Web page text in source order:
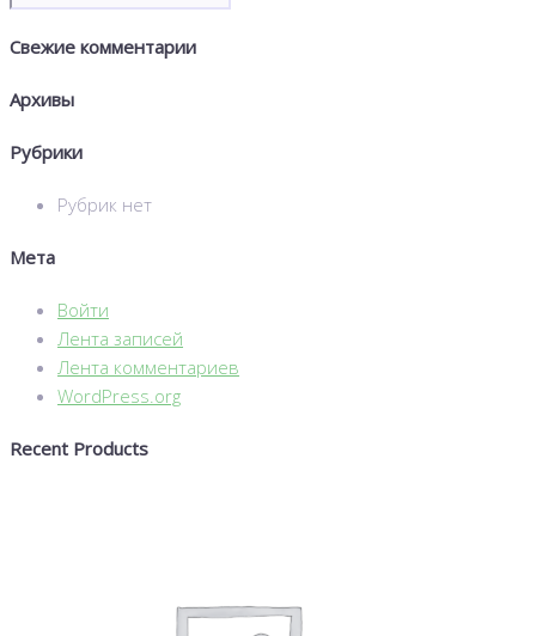
Свежие комментарии
Архивы
Рубрики
Рубрик нет
Мета
Войти
Лента записей
Лента комментариев
WordPress.org
Recent Products